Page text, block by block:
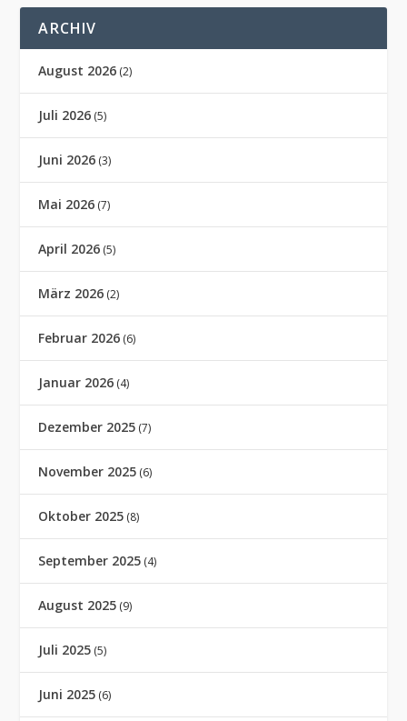
ARCHIV
August 2026 (2)
Juli 2026 (5)
Juni 2026 (3)
Mai 2026 (7)
April 2026 (5)
März 2026 (2)
Februar 2026 (6)
Januar 2026 (4)
Dezember 2025 (7)
November 2025 (6)
Oktober 2025 (8)
September 2025 (4)
August 2025 (9)
Juli 2025 (5)
Juni 2025 (6)